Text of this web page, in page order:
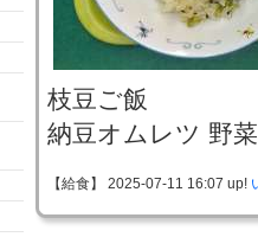
枝豆ご飯
納豆オムレツ 野
【給食】 2025-07-11 16:07 up!